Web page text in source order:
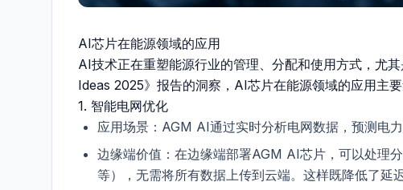
AI芯片在能源领域的应用
AI技术正在重塑能源行业的管理、分配和使用方式，尤
Ideas 2025》报告的洞察，AI芯片在能源领域的应用主要
1. 智能电网优化
应用场景 ：AGM AI通过实时分析电网数据，预测电
边缘端价值 ：在边缘端部署AGM AI芯片，可以处理
等），无需将所有数据上传到云端。这样既降低了延